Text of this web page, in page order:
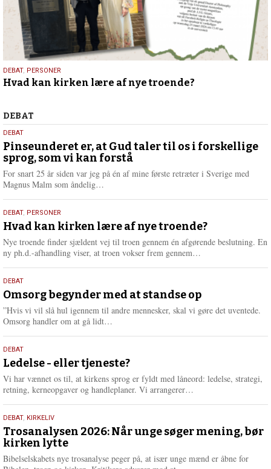
25.
juli
DEBAT, PERSONER
Hvad kan kirken lære af nye troende?
Debat
DEBAT
5.
august
2026
DEBAT
Pinseunderet er, at Gud taler til os i forskellige
sprog, som vi kan forstå
For snart 25 år siden var jeg på én af mine første retræter i Sverige med
Magnus Malm som åndelig…
e
r
e
25.
juli
2026
DEBAT, PERSONER
Hvad kan kirken lære af nye troende?
Nye troende finder sjældent vej til troen gennem én afgørende beslutning. En
ny ph.d.-afhandling viser, at troen vokser frem gennem…
e
r
e
9.
juli
2026
DEBAT
Omsorg begynder med at standse op
”Hvis vi vil slå hul igennem til andre mennesker, skal vi gøre det uventede.
Omsorg handler om at gå lidt…
e
r
e
10.
juni
2026
DEBAT
Ledelse - eller tjeneste?
Vi har vænnet os til, at kirkens sprog er fyldt med låneord: ledelse, strategi,
retning, kerneopgaver og handleplaner. Vi arrangerer…
e
2.
juni
2026
DEBAT, KIRKELIV
Trosanalysen 2026: Når unge søger mening, bør
kirken lytte
Bibelselskabets nye trosanalyse peger på, at især unge mænd er åbne for